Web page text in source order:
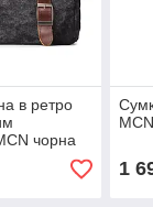
в ретро
чорна
1